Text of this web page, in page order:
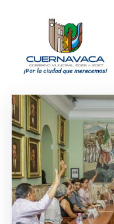
Gobierno
Turismo
Trámites
y
Servicios
Licitaciones
Transparencia